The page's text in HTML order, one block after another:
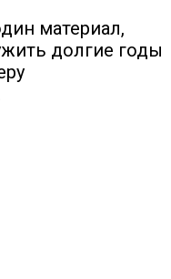
материал,
долгие годы